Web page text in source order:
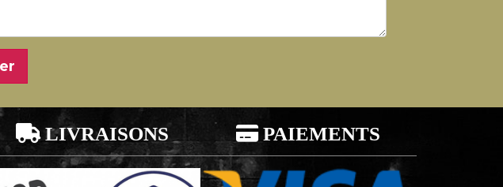
 LIVRAISONS  PAIEMENTS